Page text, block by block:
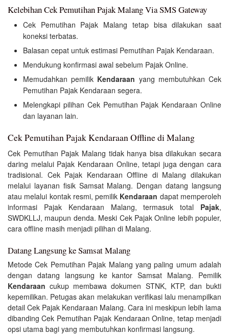
Kelebihan Cek Pemutihan Pajak Malang Via SMS Gateway
Cek Pemutihan Pajak Malang tetap bisa dilakukan saat
koneksi terbatas.
Balasan cepat untuk estimasi Pemutihan Pajak Kendaraan.
Mendukung konfirmasi awal sebelum Pajak Online.
Memudahkan pemilik Kendaraan yang membutuhkan Cek
Pemutihan Pajak Kendaraan segera.
Melengkapi pilihan Cek Pemutihan Pajak Kendaraan Online
dan layanan lain.
Cek Pemutihan Pajak Kendaraan Offline di Malang
Cek Pemutihan Pajak Malang tidak hanya bisa dilakukan secara
daring melalui Pajak Kendaraan Online, tetapi juga dengan cara
tradisional. Cek Pajak Kendaraan Offline di Malang dilakukan
melalui layanan fisik Samsat Malang. Dengan datang langsung
atau melalui kontak resmi, pemilik Kendaraan dapat memperoleh
informasi Pajak Kendaraan Malang, termasuk total Pajak,
SWDKLLJ, maupun denda. Meski Cek Pajak Online lebih populer,
cara offline masih menjadi pilihan di Malang.
Datang Langsung ke Samsat Malang
Metode Cek Pemutihan Pajak Malang yang paling umum adalah
dengan datang langsung ke kantor Samsat Malang. Pemilik
Kendaraan cukup membawa dokumen STNK, KTP, dan bukti
kepemilikan. Petugas akan melakukan verifikasi lalu menampilkan
detail Cek Pajak Kendaraan Malang. Cara ini meskipun lebih lama
dibanding Cek Pemutihan Pajak Kendaraan Online, tetap menjadi
opsi utama bagi yang membutuhkan konfirmasi langsung.